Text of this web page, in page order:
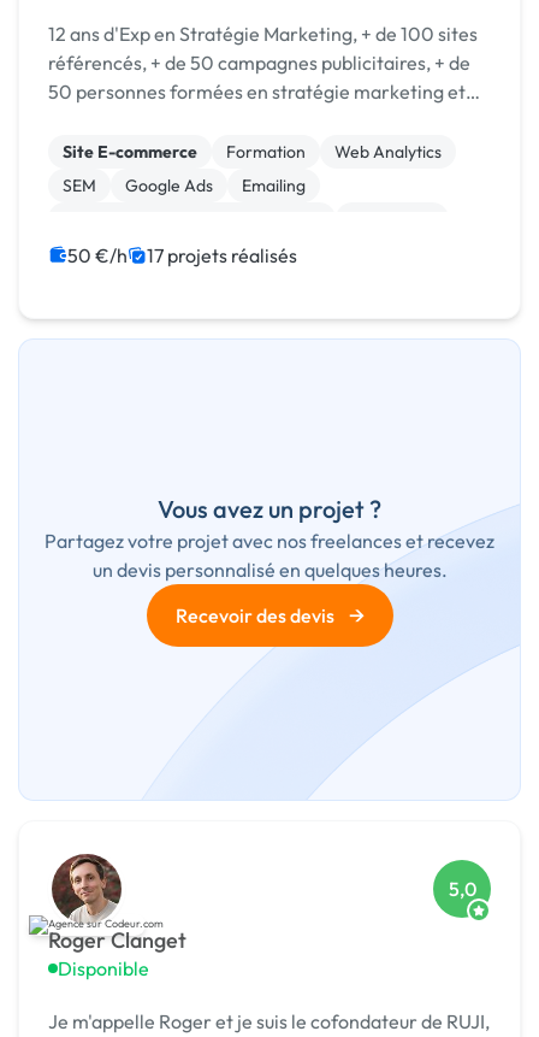
12 ans d'Exp en Stratégie Marketing, + de 100 sites
référencés, + de 50 campagnes publicitaires, + de
50 personnes formées en stratégie marketing et
Site E-commerce Formation
Web Analytics
SEM
Google Ads
Emailing
Machine Learning
Web design
50 €/h 17 projets réalisés
Vous avez un projet ?
Partagez votre projet avec nos freelances et recevez
un devis personnalisé en quelques heures.
Recevoir des devis
→
Roger Clanget
Disponible
5,0
Je m'appelle Roger et je suis le cofondateur de RUJI,